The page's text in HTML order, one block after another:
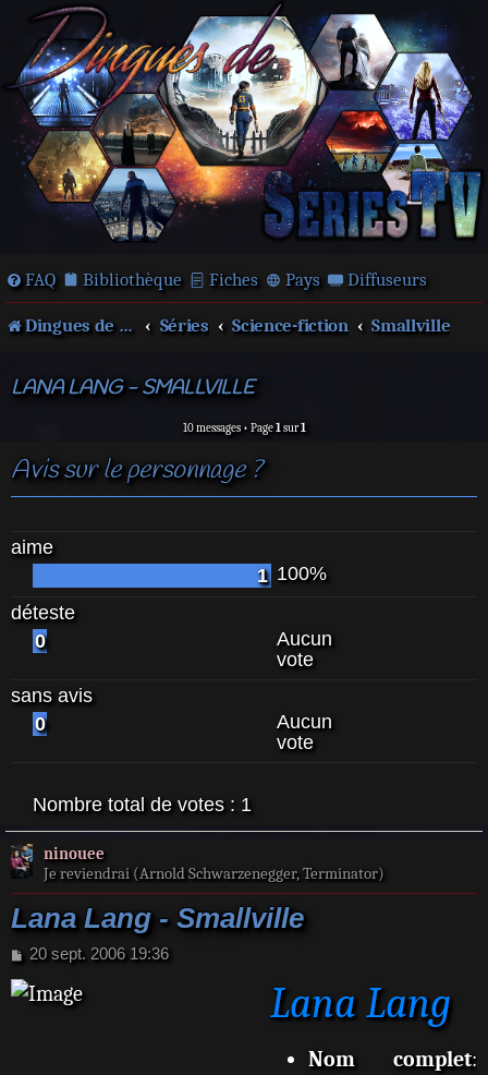
FAQ Bibliothèque Fiches Pays Diffuseurs
Dingues de séries télé ! Séries Science-fiction Smallville
LANA LANG - SMALLVILLE
10 messages • Page1sur1
Avis sur le personnage ?
aime
1 100%
déteste
0
Aucun
vote
sans avis
0
Aucun
vote
Nombre total de votes : 1
ninouee
Je reviendrai (Arnold Schwarzenegger, Terminator)
Lana Lang - Smallville
M
s
20 sept. 2006 19:36
Lana Lang
Nom complet: